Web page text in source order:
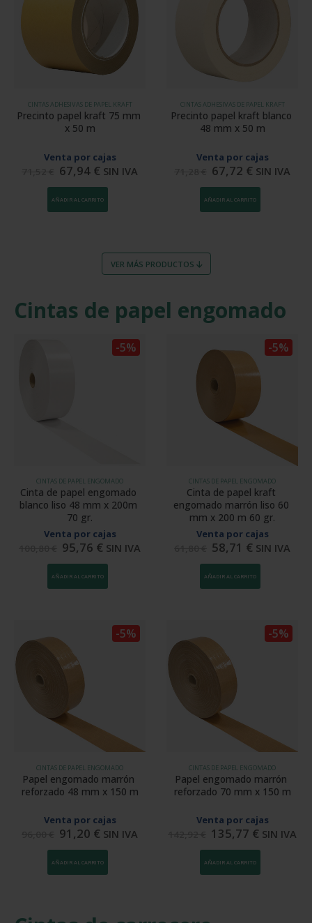
CINTAS ADHESIVAS DE PAPEL KRAFT
Precinto papel kraft 75 mm
x 50 m
Venta por cajas
67,94 € SIN IVA
AÑADIR AL CARRITO
CINTAS ADHESIVAS DE PAPEL KRAFT
Precinto papel kraft blanco
48 mm x 50 m
Venta por cajas
67,72 € SIN IVA
AÑADIR AL CARRITO
VER MÁS PRODUCTOS
Cintas de papel engomado
CINTAS DE PAPEL ENGOMADO
Cinta de papel engomado
blanco liso 48 mm x 200m
70 gr.
Venta por cajas
95,76 € SIN IVA
-5%
AÑADIR AL CARRITO
CINTAS DE PAPEL ENGOMADO
Cinta de papel kraft
engomado marrón liso 60
mm x 200 m 60 gr.
Venta por cajas
58,71 € SIN IVA
-5%
AÑADIR AL CARRITO
CINTAS DE PAPEL ENGOMADO
Papel engomado marrón
reforzado 48 mm x 150 m
Venta por cajas
91,20 € SIN IVA
-5%
AÑADIR AL CARRITO
CINTAS DE PAPEL ENGOMADO
Papel engomado marrón
reforzado 70 mm x 150 m
Venta por cajas
135,77 € SIN IVA
-5%
AÑADIR AL CARRITO